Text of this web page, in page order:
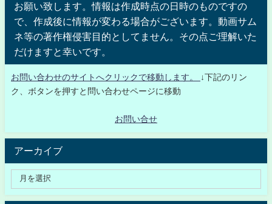
お願い致します。情報は作成時点の日時のものですの
で、作成後に情報が変わる場合がございます。動画サム
ネ等の著作権侵害目的としてません。その点ご理解いた
だけますと幸いです。
お問い合わせのサイトへクリックで移動します。
↓下記のリン
ク、ボタンを押すと問い合わせページに移動
お問い合せ
アーカイブ